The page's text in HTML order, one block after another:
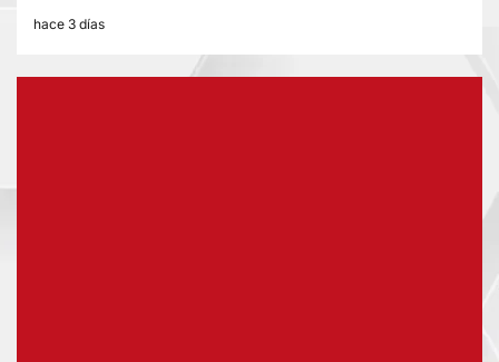
hace 3 días